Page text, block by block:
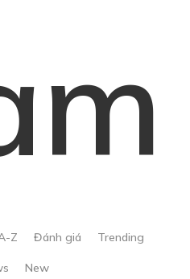
Z Đánh giá Trending
New